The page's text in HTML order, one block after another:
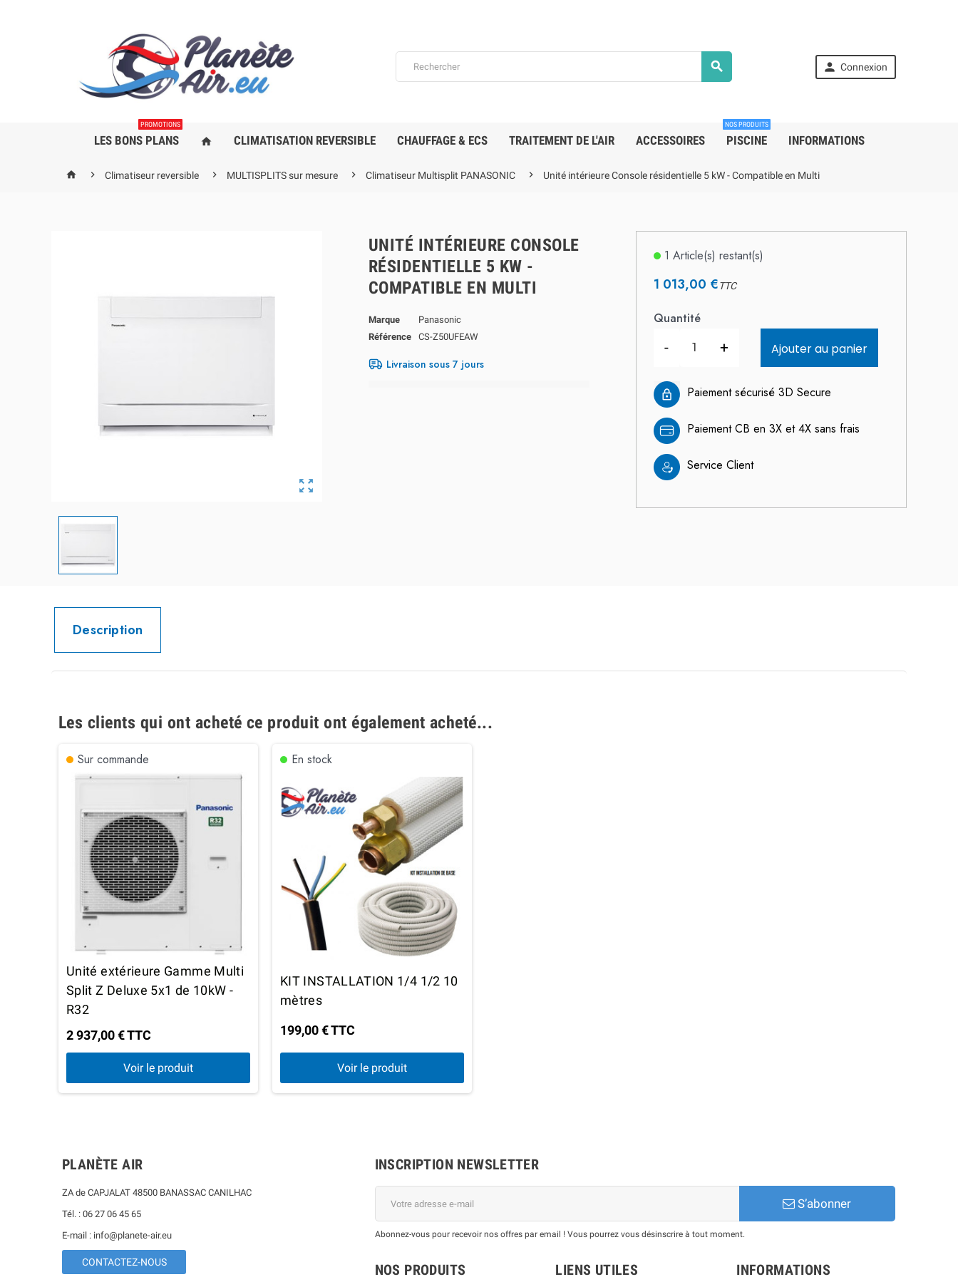
  Connexion
LES BONS PLANS
PROMOTIONS
home CLIMATISATION REVERSIBLE CHAUFFAGE & ECS TRAITEMENT DE L'AIR ACCESSOIRES PISCINE
NOS PRODUITS
INFORMATIONS
  Climatiseur reversible  MULTISPLITS sur mesure  Climatiseur Multisplit PANASONIC  Unité intérieure Console résidentielle 5 kW - Compatible en Multi

UNITÉ INTÉRIEURE CONSOLE
RÉSIDENTIELLE 5 KW -
COMPATIBLE EN MULTI
Marque
Panasonic
Référence
CS-Z50UFEAW
Livraison sous 7 jours
1 Article(s) restant(s)
1 013,00 €TTC
Quantité
- + Ajouter au panier
Paiement sécurisé 3D Secure
Paiement CB en 3X et 4X sans frais
Service Client
Description
Les clients qui ont acheté ce produit ont également acheté...
Sur commande
Unité extérieure Gamme Multi
Split Z Deluxe 5x1 de 10kW -
R32
2 937,00 € TTC
Voir le produit
En stock
KIT INSTALLATION 1/4 1/2 10
mètres
199,00 € TTC
Voir le produit
PLANÈTE AIR
ZA de CAPJALAT 48500 BANASSAC CANILHAC
Tél. : 06 27 06 45 65
E-mail : info@planete-air.eu
CONTACTEZ-NOUS
INSCRIPTION NEWSLETTER
S’abonner
Abonnez-vous pour recevoir nos offres par email ! Vous pourrez vous désinscrire à tout moment.
NOS PRODUITS LIENS UTILES INFORMATIONS